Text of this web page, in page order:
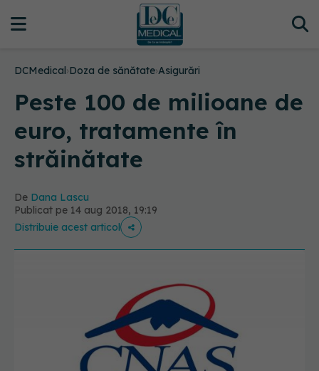
DCMedical›Doza de sănătate›Asigurări
Peste 100 de milioane de
euro, tratamente în
străinătate
De Dana Lascu
Publicat pe 14 aug 2018, 19:19
Distribuie acest articol